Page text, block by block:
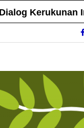
Kerukunan